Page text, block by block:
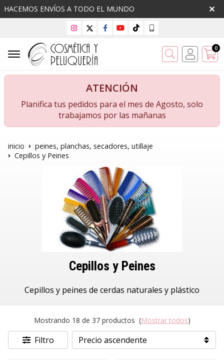
HACEMOS ENVÍOS A TODO EL MUNDO
Buscar 0
ATENCIÓN
Planifica tus pedidos para el mes de Agosto, solo
trabajamos por las mañanas
inicio
peines, planchas, secadores, utillaje
Cepillos y Peines
Cepillos y Peines
Cepillos y peines de cerdas naturales y plástico
Mostrando 18 de 37 productos (Mostrar todos)
Filtro